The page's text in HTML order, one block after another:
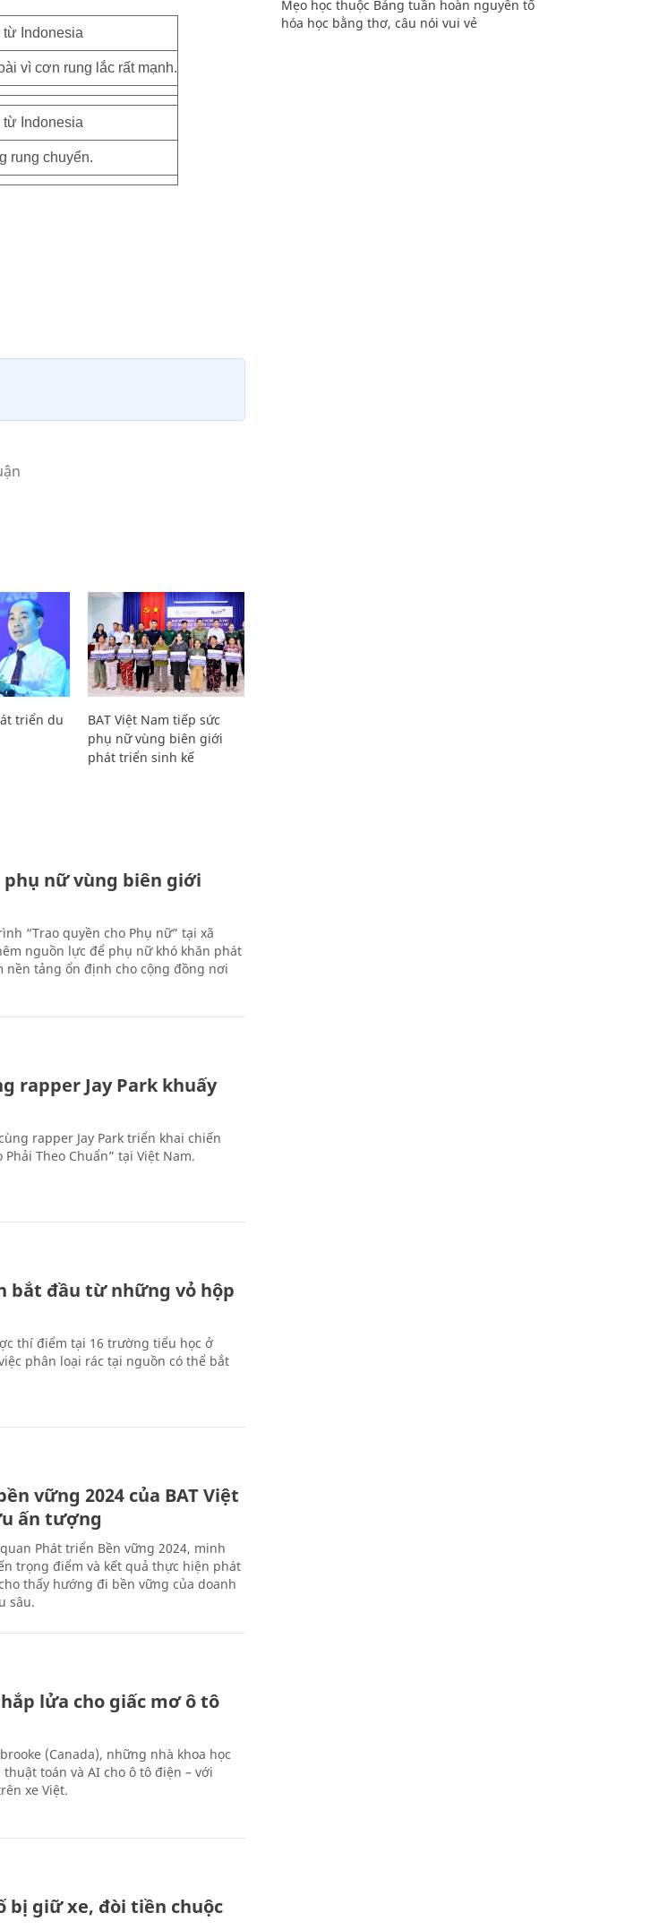
vì cơn rung lắc rất mạnh.
rung chuyển.
triển du
BAT Việt Nam tiếp sức
phụ nữ vùng biên giới
phát triển sinh kế
phụ nữ vùng biên giới
“Trao quyền cho Phụ nữ” tại xã
nguồn lực để phụ nữ khó khăn phát
tảng ổn định cho cộng đồng nơi
rapper Jay Park khuấy
rapper Jay Park triển khai chiến
Theo Chuẩn” tại Việt Nam.
bắt đầu từ những vỏ hộp
thí điểm tại 16 trường tiểu học ở
phân loại rác tại nguồn có thể bắt
vững 2024 của BAT Việt
ấn tượng
Phát triển Bền vững 2024, minh
trọng điểm và kết quả thực hiện phát
thấy hướng đi bền vững của doanh
sâu.
lửa cho giấc mơ ô tô
(Canada), những nhà khoa học
toán và AI cho ô tô điện – với
xe Việt.
bị giữ xe, đòi tiền chuộc
Mẹo học thuộc Bảng tuần hoàn nguyên tố
hóa học bằng thơ, câu nói vui vẻ